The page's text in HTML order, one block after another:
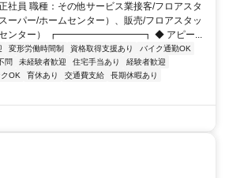
社員 職種：その他サービス業接客/フロアスタ
ーパー/ホームセンター）、販売/フロアスタッ
センター） ┏━━━━━━━━━┓ ◆ アピー...
変形労働時間制 資格取得支援あり
バイク通勤OK
問 未経験者歓迎 住宅手当あり
経験者歓迎
OK 育休あり 交通費支給
長期休暇あり